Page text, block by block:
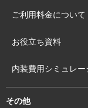
ご利用料金について
お役立ち資料
内装費用シミュレー
その他